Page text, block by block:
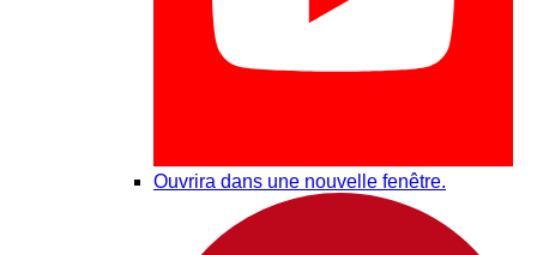
Ouvrira dans une nouvelle fenêtre.